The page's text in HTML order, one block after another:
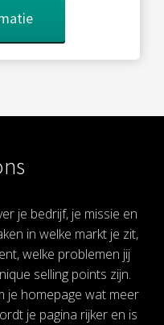
je bedrijf, je missie en
in welke markt je zit,
welke problemen jij
selling points zijn.
je homepage wat meer
je pagina rijker en is